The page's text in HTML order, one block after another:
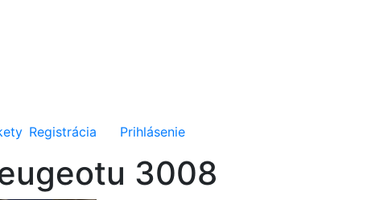
Registrácia Prihlásenie
3008